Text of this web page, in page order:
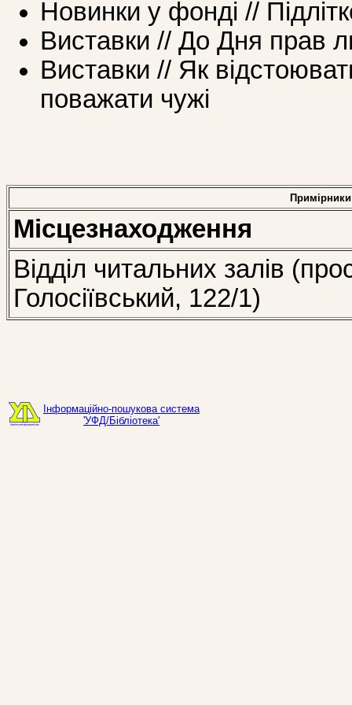
Новинки у фонді //
Виставки // До Дня прав
Виставки // Як
поважати чужі
Примірники
Місцезнаходження
Відділ читальних залів
Голосіївський, 122/1)
Інформаційно-пошукова система
'УФД/Бібліотека'